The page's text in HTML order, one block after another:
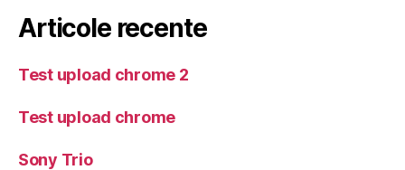
Articole recente
Test upload chrome 2
Test upload chrome
Sony Trio